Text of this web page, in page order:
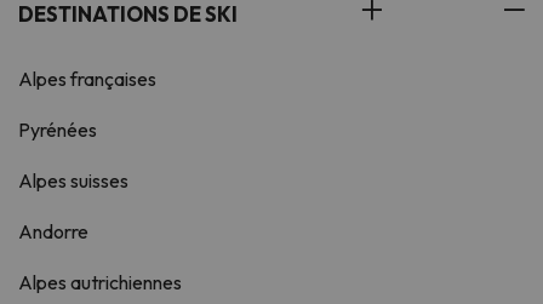
DESTINATIONS DE SKI
Alpes françaises
Pyrénées
Alpes suisses
Andorre
Alpes autrichiennes